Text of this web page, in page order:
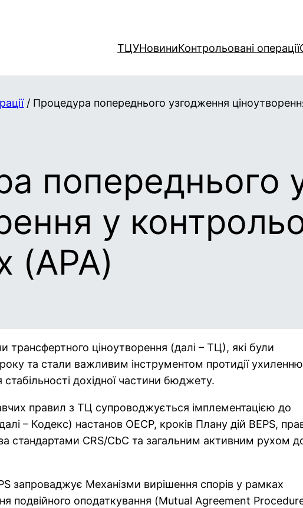
ТЦУНовиниКонтрольовані операції
/ Процедура попереднього узгодження
попереднього
у
(APA)
трансфертного ціноутворення (далі – ТЦ), які були
та стали важливим інструментом протидії ухиленню
дохідної частини бюджету.
правил з ТЦ супроводжується імплементацією до
– Кодекс) настанов ОЕСР, кроків Плану дій BEPS,
стандартами CRS/CbC та загальним активним рухом
запроваджує Механізми вирішення спорів у рамках
подвійного оподаткування (Mutual Agreement